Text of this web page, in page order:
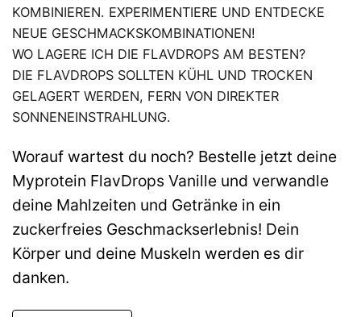
KOMBINIEREN. EXPERIMENTIERE UND ENTDECKE
NEUE GESCHMACKSKOMBINATIONEN!
WO LAGERE ICH DIE FLAVDROPS AM BESTEN?
DIE FLAVDROPS SOLLTEN KÜHL UND TROCKEN
GELAGERT WERDEN, FERN VON DIREKTER
SONNENEINSTRAHLUNG.
Worauf wartest du noch? Bestelle jetzt deine
Myprotein FlavDrops Vanille und verwandle
deine Mahlzeiten und Getränke in ein
zuckerfreies Geschmackserlebnis! Dein
Körper und deine Muskeln werden es dir
danken.